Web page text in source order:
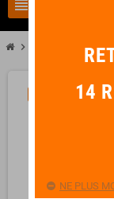
view_headline
chevron_right Pad chevron_right
-7,80 €
14
NE PLUS